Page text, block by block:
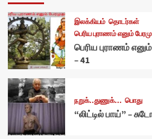
இலக்கியம் தொடர்கள்
பெரிய புராணம் எனும்
பெரிய புராணம்
– 41
நறுக்..துணுக்... பொது
“லிட்டில் பாய்” –